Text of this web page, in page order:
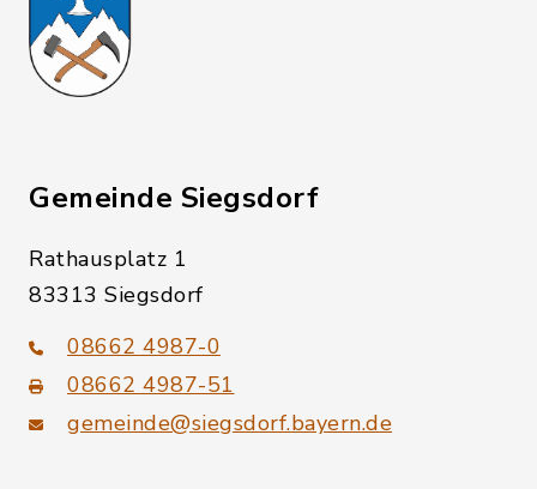
Gemeinde Siegsdorf
Rathausplatz 1
83313 Siegsdorf
08662 4987-0
08662 4987-51
gemeinde@siegsdorf.bayern.de